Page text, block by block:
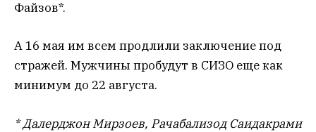
Файзов*.
А 16 мая им всем продлили заключение под
стражей. Мужчины пробудут в СИЗО еще как
минимум до 22 августа.
* Далерджон Мирзоев, Рачабализод Саидакрами